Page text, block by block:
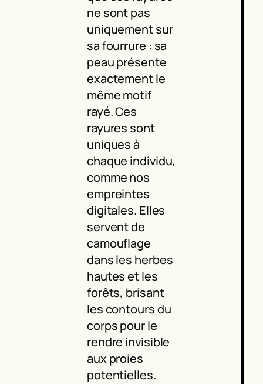
ne sont pas
uniquement sur
sa fourrure : sa
peau présente
exactement le
même motif
rayé. Ces
rayures sont
uniques à
chaque individu,
comme nos
empreintes
digitales. Elles
servent de
camouflage
dans les herbes
hautes et les
forêts, brisant
les contours du
corps pour le
rendre invisible
aux proies
potentielles.